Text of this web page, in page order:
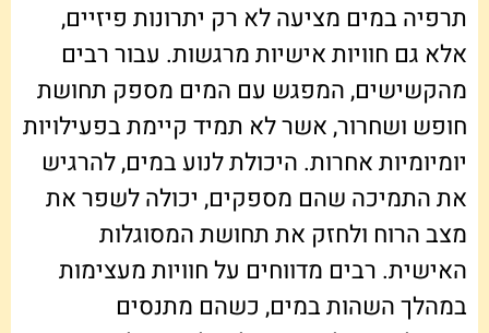
תרפיה במים מציעה לא רק יתרונות פיזיים,
אלא גם חוויות אישיות מרגשות. עבור רבים
מהקשישים, המפגש עם המים מספק תחושת
חופש ושחרור, אשר לא תמיד קיימת בפעילויות
יומיומיות אחרות. היכולת לנוע במים, להרגיש
את התמיכה שהם מספקים, יכולה לשפר את
מצב הרוח ולחזק את תחושת המסוגלות
האישית. רבים מדווחים על חוויות מעצימות
במהלך השהות במים, כשהם מתנסים